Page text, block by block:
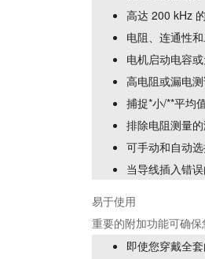
高达 200 kHz
电阻、连通性
电机启动电容
高电阻或漏电
捕捉*小/**平均
排除电阻测量
可手动和自动
当导线插入错
易于使用
重要的附加功能可确保
即使您穿戴全